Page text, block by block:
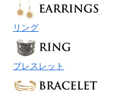
リング
ブレスレット